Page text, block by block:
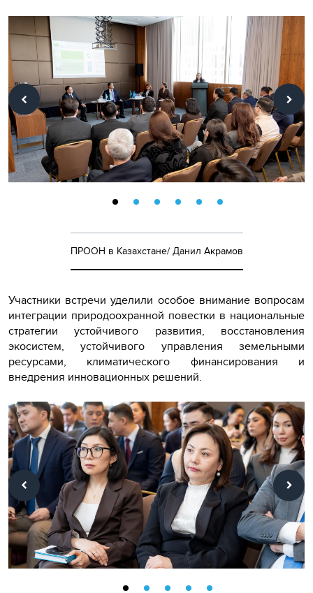
ПРООН в Казахстане/ Данил Акрамов
Участники встречи уделили особое внимание вопросам
интеграции природоохранной повестки в национальные
стратегии устойчивого развития, восстановления
экосистем, устойчивого управления земельными
ресурсами, климатического финансирования и
внедрения инновационных решений.